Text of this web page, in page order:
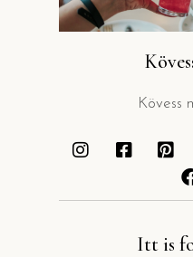
Kövess
Itt is